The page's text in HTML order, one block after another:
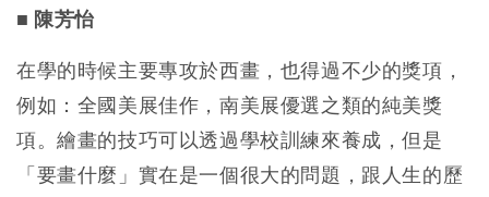
■ 陳芳怡
在學的時候主要專攻於西畫，也得過不少的獎項，
例如：全國美展佳作，南美展優選之類的純美獎
項。繪畫的技巧可以透過學校訓練來養成，但是
「要畫什麼」實在是一個很大的問題，跟人生的歷